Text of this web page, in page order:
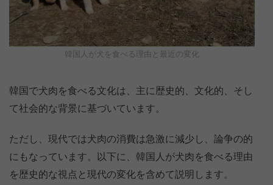
韓国人が犬を食べる理由と最近の変化
韓国で犬肉を食べる文化は、主に歴史的、文化的、そし
て社会的な背景に基づいています。
ただし、現代では犬肉の消費は急激に減少し、論争の的
にもなっています。以下に、韓国人が犬肉を食べる理由
を歴史的な視点と現代の変化を含めて説明します。